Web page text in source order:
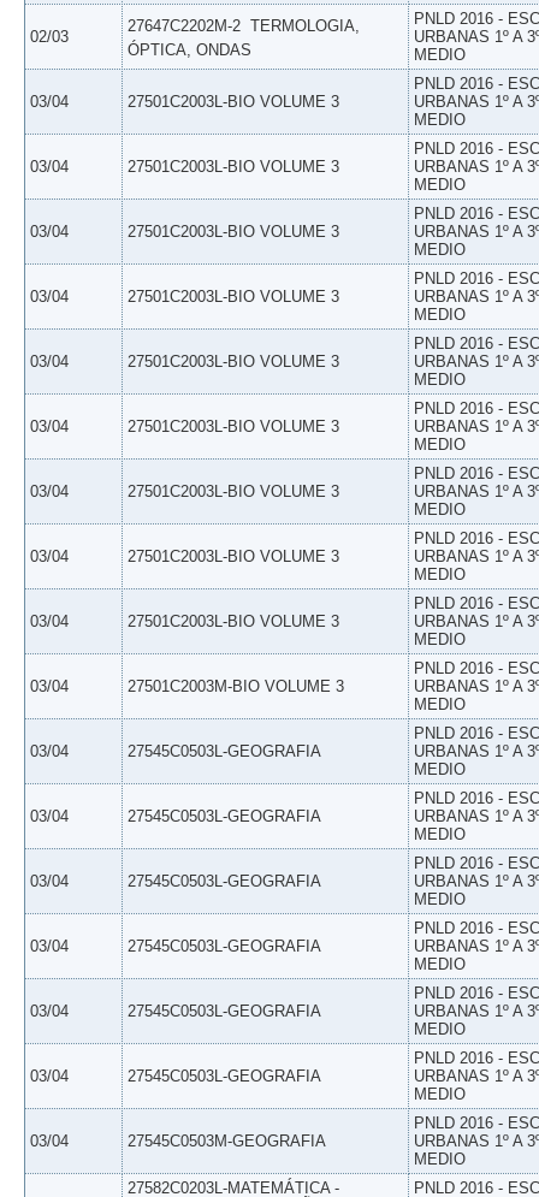
02/03
27647C2202M-2  TERMOLOGIA,
ÓPTICA, ONDAS
PNLD 2016 -
URBANAS 1º A
MEDIO
03/04 27501C2003L-BIO VOLUME 3
PNLD 2016 -
URBANAS 1º A
MEDIO
03/04 27501C2003L-BIO VOLUME 3
PNLD 2016 -
URBANAS 1º A
MEDIO
03/04 27501C2003L-BIO VOLUME 3
PNLD 2016 -
URBANAS 1º A
MEDIO
03/04 27501C2003L-BIO VOLUME 3
PNLD 2016 -
URBANAS 1º A
MEDIO
03/04 27501C2003L-BIO VOLUME 3
PNLD 2016 -
URBANAS 1º A
MEDIO
03/04 27501C2003L-BIO VOLUME 3
PNLD 2016 -
URBANAS 1º A
MEDIO
03/04 27501C2003L-BIO VOLUME 3
PNLD 2016 -
URBANAS 1º A
MEDIO
03/04 27501C2003L-BIO VOLUME 3
PNLD 2016 -
URBANAS 1º A
MEDIO
03/04 27501C2003L-BIO VOLUME 3
PNLD 2016 -
URBANAS 1º A
MEDIO
03/04 27501C2003M-BIO VOLUME 3
PNLD 2016 -
URBANAS 1º A
MEDIO
03/04 27545C0503L-GEOGRAFIA
PNLD 2016 -
URBANAS 1º A
MEDIO
03/04 27545C0503L-GEOGRAFIA
PNLD 2016 -
URBANAS 1º A
MEDIO
03/04 27545C0503L-GEOGRAFIA
PNLD 2016 -
URBANAS 1º A
MEDIO
03/04 27545C0503L-GEOGRAFIA
PNLD 2016 -
URBANAS 1º A
MEDIO
03/04 27545C0503L-GEOGRAFIA
PNLD 2016 -
URBANAS 1º A
MEDIO
03/04 27545C0503L-GEOGRAFIA
PNLD 2016 -
URBANAS 1º A
MEDIO
03/04 27545C0503M-GEOGRAFIA
PNLD 2016 -
URBANAS 1º A
MEDIO
27582C0203L-MATEMÁTICA -
PNLD 2016 -